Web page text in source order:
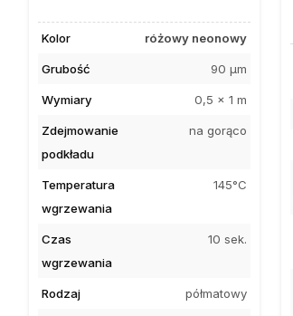
Kolor różowy neonowy
Grubość 90 µm
Wymiary 0,5 x 1 m
Zdejmowanie
podkładu
na gorąco
Temperatura
wgrzewania
145°C
Czas
wgrzewania
10 sek.
Rodzaj półmatowy